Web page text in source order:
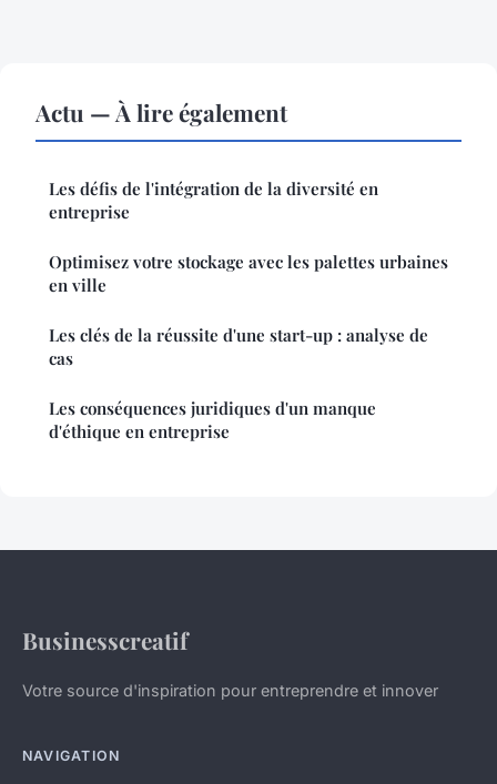
Actu — À lire également
Les défis de l'intégration de la diversité en
entreprise
Optimisez votre stockage avec les palettes urbaines
en ville
Les clés de la réussite d'une start-up : analyse de
cas
Les conséquences juridiques d'un manque
d'éthique en entreprise
Businesscreatif
Votre source d'inspiration pour entreprendre et innover
NAVIGATION